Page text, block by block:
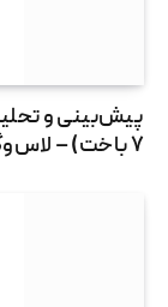
۷ باخت) – لاس‌وگاس ایسز |